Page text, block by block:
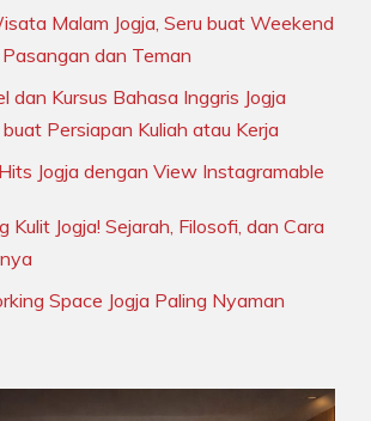
Malam Jogja, Seru buat Weekend
dan Teman
dan Kursus Bahasa Inggris Jogja
Persiapan Kuliah atau Kerja
Jogja dengan View Instagramable
Kulit Jogja! Sejarah, Filosofi, dan Cara
Space Jogja Paling Nyaman